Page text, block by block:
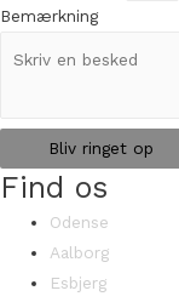
Bemærkning
Bliv ringet op
Find os
Odense
Aalborg
Esbjerg